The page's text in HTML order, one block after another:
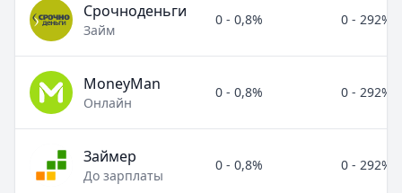
Срочноденьги
Займ
0 - 0,8% 0 - 292%
MoneyMan
Онлайн
0 - 0,8% 0 - 292%
Займер
До зарплаты
0 - 0,8% 0 - 292%